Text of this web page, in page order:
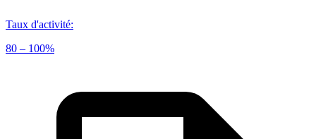
Taux d'activité:
80 – 100%